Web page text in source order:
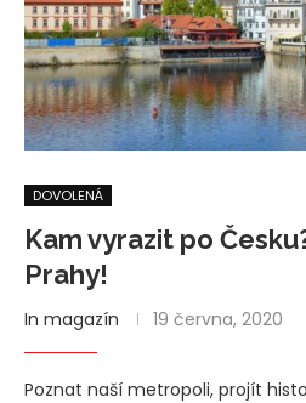
DOVOLENÁ
Kam vyrazit po
Prahy!
In magazín 19 června, 2020
Poznat naší metropoli, projít